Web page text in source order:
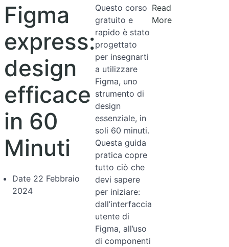
Figma
express:
design
efficace
in 60
Minuti
Date 22 Febbraio
2024
Questo corso
gratuito e
rapido è stato
progettato
per insegnarti
a utilizzare
Figma, uno
strumento di
design
essenziale, in
soli 60 minuti.
Questa guida
pratica copre
tutto ciò che
devi sapere
per iniziare:
dall’interfaccia
utente di
Figma, all’uso
di componenti
Read
More